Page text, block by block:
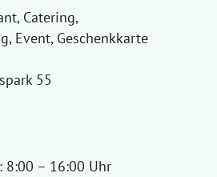
Catering,
Event, Geschenkkarte
55
8:00 – 16:00 Uhr